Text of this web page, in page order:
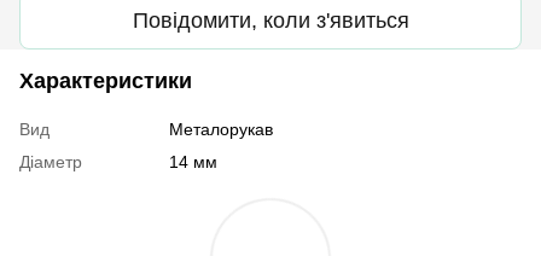
Повідомити, коли з'явиться
Характеристики
Вид
Металорукав
Діаметр
14 мм